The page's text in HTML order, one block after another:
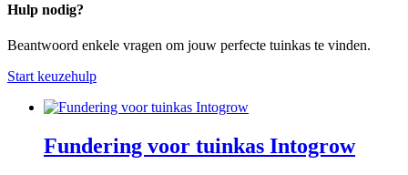
Hulp nodig?
Beantwoord enkele vragen om jouw perfecte tuinkas te vinden.
Start keuzehulp
Fundering voor tuinkas Intogrow